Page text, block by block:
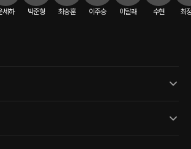
세하 박준형 최승훈 이주승 이달래 수현 최